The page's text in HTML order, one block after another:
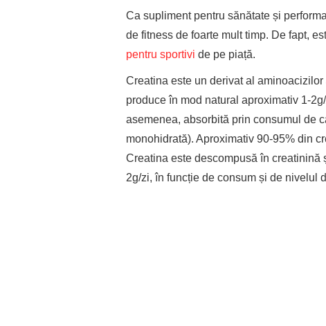
Ca supliment pentru sănătate și
de fitness de foarte mult timp. De fapt,
pentru sportivi de pe piață.
Creatina este un derivat al
produce în mod natural aproximativ 1-
asemenea, absorbită prin consumul de
monohidrată). Aproximativ 90-95% din
Creatina este descompusă în creatinină
2g/zi, în funcție de consum și de nivelul